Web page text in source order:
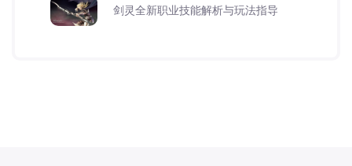
剑灵全新职业技能解析与玩法指导